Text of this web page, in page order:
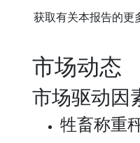
获取有关本报告的更
市场动态
市场驱动因
牲畜称重